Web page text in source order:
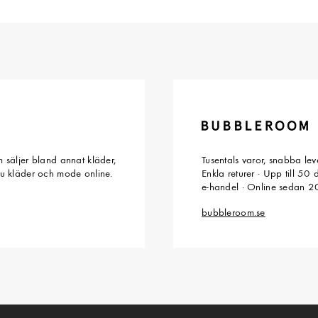
säljer bland annat kläder,
kläder och mode online.
Tusentals varor, snabba
Enkla returer · Upp till 50
e-handel · Online sedan
bubbleroom.se